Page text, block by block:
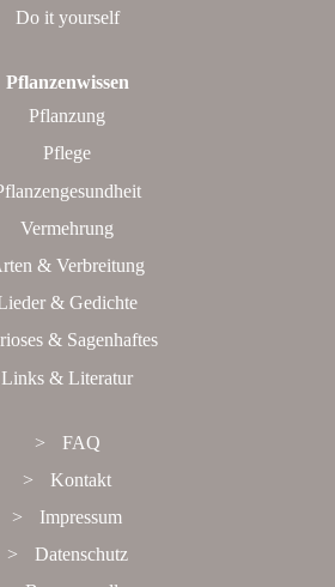
Do it yourself
Pflanzenwissen
Pflanzung
Pflege
Vermehrung
& Verbreitung
& Gedichte
& Sagenhaftes
Links & Literatur
FAQ
Kontakt
Impressum
Datenschutz